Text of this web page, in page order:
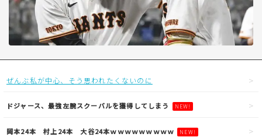
ぜんぶ私が中心、そう思われたくないのに
ドジャース、最強左腕スクーバルを獲得してしまう NEW!
岡本24本 村上24本 大谷24本ｗｗｗｗｗｗｗｗｗ NEW!